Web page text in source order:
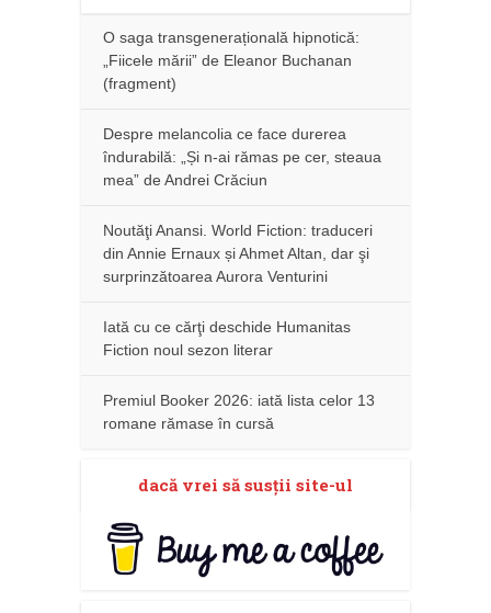
O saga transgenerațională hipnotică:
„Fiicele mării” de Eleanor Buchanan
(fragment)
Despre melancolia ce face durerea
îndurabilă: „Și n-ai rămas pe cer, steaua
mea” de Andrei Crăciun
Noutăţi Anansi. World Fiction: traduceri
din Annie Ernaux și Ahmet Altan, dar şi
surprinzătoarea Aurora Venturini
Iată cu ce cărţi deschide Humanitas
Fiction noul sezon literar
Premiul Booker 2026: iată lista celor 13
romane rămase în cursă
dacă vrei să susţii site-ul